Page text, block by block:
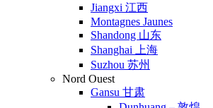
Jiangxi 江西
Montagnes Jaunes
Shandong 山东
Shanghai 上海
Suzhou 苏州
Nord Ouest
Gansu 甘肃